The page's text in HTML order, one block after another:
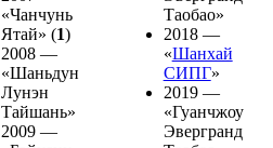
«Чанчунь
Ятай» (1)
2008 —
«Шаньдун
Лунэн
Тайшань»
2009 —
Таобао»
2018—
«Шанхай
СИПГ»
2019—
«Гуанчжоу
Эвергранд